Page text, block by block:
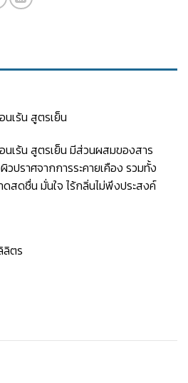
เร้น สูตรเย็น
นเร้น สูตรเย็น มีส่วนผสมของสาร
ปราศจากการระคายเคือง รวมทั้ง
สดชื่น มั่นใจ ไร้กลิ่นไม่พึงประสงค์
ตร